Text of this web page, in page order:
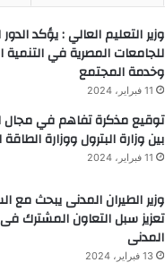
وزير التعليم العالي : يؤكد
للجامعات المصرية في التنمية
وخدمة المجتمع
11 فبراير، 2024
توقيع مذكرة تفاهم في مجال
بين وزارة البترول ووزارة الطاقة
11 فبراير، 2024
وزير الطيران المدنى يبحث مع
تعزيز سبل التعاون المشترك
المدنى
13 فبراير، 2024